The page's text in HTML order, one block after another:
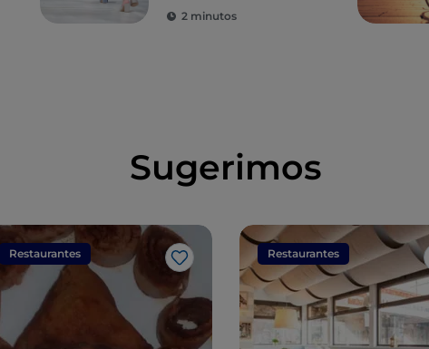
2 minutos
Sugerimos
Restaurantes
Me gusta
Restaurantes